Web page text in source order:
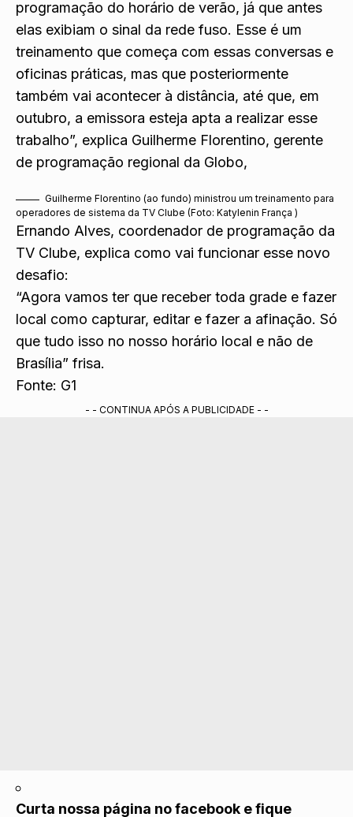
programação do horário de verão, já que antes
elas exibiam o sinal da rede fuso. Esse é um
treinamento que começa com essas conversas e
oficinas práticas, mas que posteriormente
também vai acontecer à distância, até que, em
outubro, a emissora esteja apta a realizar esse
trabalho”, explica Guilherme Florentino, gerente
de programação regional da Globo,
Guilherme Florentino (ao fundo) ministrou um treinamento para
operadores de sistema da TV Clube (Foto: Katylenin França )
Ernando Alves, coordenador de programação da
TV Clube, explica como vai funcionar esse novo
desafio:
“Agora vamos ter que receber toda grade e fazer
local como capturar, editar e fazer a afinação. Só
que tudo isso no nosso horário local e não de
Brasília” frisa.
Fonte: G1
- - CONTINUA APÓS A PUBLICIDADE - -
Curta nossa página no facebook e fique